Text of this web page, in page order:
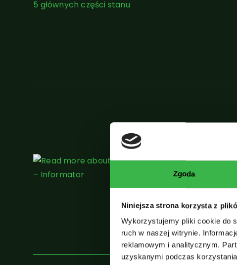
Zgoda
Niniejsza strona korzysta z
Wykorzystujemy pliki cookie do
ruch w naszej witrynie.
reklamowym i analitycznym.
uzyskanymi podczas